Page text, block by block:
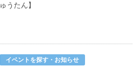
ゅうたん】
イベントを探す・お知らせ